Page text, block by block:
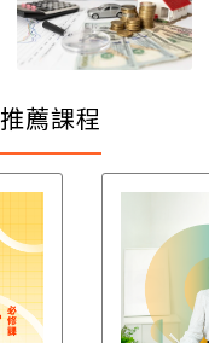
推薦課程